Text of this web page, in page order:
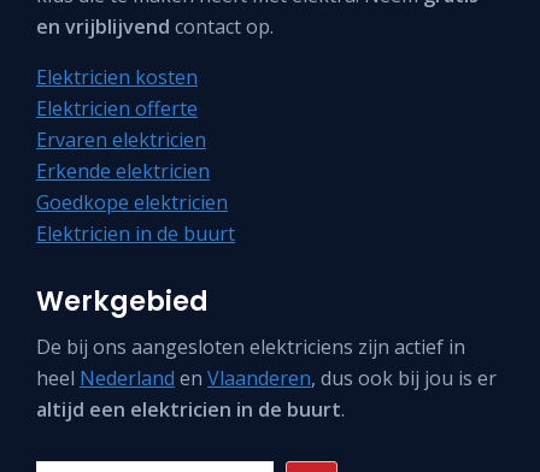
en vrijblijvend contact op.
Elektricien kosten
Elektricien offerte
Ervaren elektricien
Erkende elektricien
Goedkope elektricien
Elektricien in de buurt
Werkgebied
De bij ons aangesloten elektriciens zijn actief in
heel Nederland en Vlaanderen, dus ook bij jou is er
altijd een elektricien in de buurt.